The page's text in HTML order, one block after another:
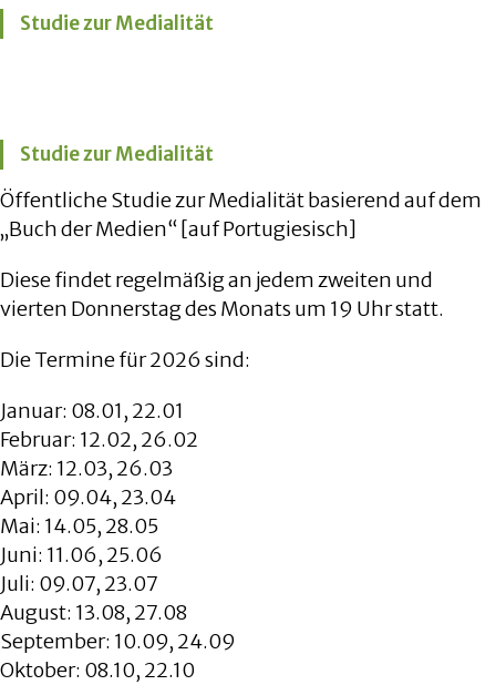
Studie zur Medialität
Studie zur Medialität
Öffentliche Studie zur Medialität basierend auf dem
„Buch der Medien“ [auf Portugiesisch]
Diese findet regelmäßig an jedem zweiten und
vierten Donnerstag des Monats um 19 Uhr statt.
Die Termine für 2026 sind:
Januar: 08.01, 22.01
Februar: 12.02, 26.02
März: 12.03, 26.03
April: 09.04, 23.04
Mai: 14.05, 28.05
Juni: 11.06, 25.06
Juli: 09.07, 23.07
August: 13.08, 27.08
September: 10.09, 24.09
Oktober: 08.10, 22.10